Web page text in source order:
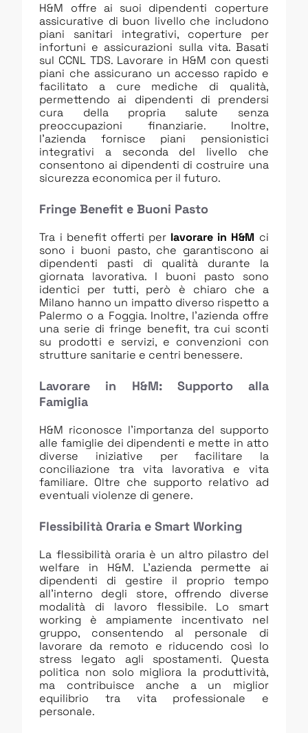
H&M offre ai suoi dipendenti coperture
assicurative di buon livello che includono
piani sanitari integrativi, coperture per
infortuni e assicurazioni sulla vita. Basati
sul CCNL TDS. Lavorare in H&M con questi
piani che assicurano un accesso rapido e
facilitato a cure mediche di qualità,
permettendo ai dipendenti di prendersi
cura della propria salute senza
preoccupazioni finanziarie. Inoltre,
l’azienda fornisce piani pensionistici
integrativi a seconda del livello che
consentono ai dipendenti di costruire una
sicurezza economica per il futuro.
Fringe Benefit e Buoni Pasto
Tra i benefit offerti per lavorare in H&M ci
sono i buoni pasto, che garantiscono ai
dipendenti pasti di qualità durante la
giornata lavorativa. I buoni pasto sono
identici per tutti, però è chiaro che a
Milano hanno un impatto diverso rispetto a
Palermo o a Foggia. Inoltre, l’azienda offre
una serie di fringe benefit, tra cui sconti
su prodotti e servizi, e convenzioni con
strutture sanitarie e centri benessere.
Lavorare in H&M: Supporto alla
Famiglia
H&M riconosce l’importanza del supporto
alle famiglie dei dipendenti e mette in atto
diverse iniziative per facilitare la
conciliazione tra vita lavorativa e vita
familiare. Oltre che supporto relativo ad
eventuali violenze di genere.
Flessibilità Oraria e Smart Working
La flessibilità oraria è un altro pilastro del
welfare in H&M. L’azienda permette ai
dipendenti di gestire il proprio tempo
all’interno degli store, offrendo diverse
modalità di lavoro flessibile. Lo smart
working è ampiamente incentivato nel
gruppo, consentendo al personale di
lavorare da remoto e riducendo così lo
stress legato agli spostamenti. Questa
politica non solo migliora la produttività,
ma contribuisce anche a un miglior
equilibrio tra vita professionale e
personale.